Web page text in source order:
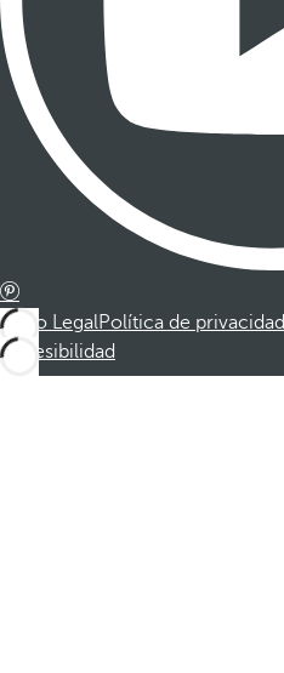
Aviso LegalPolítica de privacidad
Accesibilidad